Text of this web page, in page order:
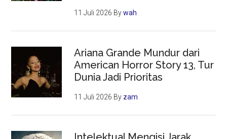
11 Juli 2026 Bywah
Ariana Grande Mundur dari
American Horror Story 13, Tur
Dunia Jadi Prioritas
11 Juli 2026 By zam